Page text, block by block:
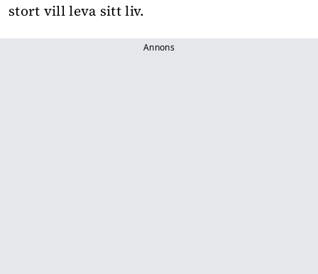
stort vill leva sitt liv.
Annons